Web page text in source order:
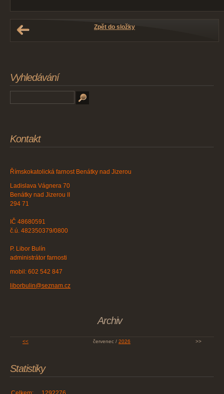
Zpět do složky
Vyhledávání
Kontakt
Římskokatolická farnost Benátky nad Jizerou
Ladislava Vágnera 70
Benátky nad Jizerou II
294 71
IČ 48680591
č.ú. 482350379/0800
P. Libor Bulín
administrátor farnosti
mobil: 602 542 847
liborbulin@seznam.cz
Archiv
<< červenec / 2026 >>
Statistiky